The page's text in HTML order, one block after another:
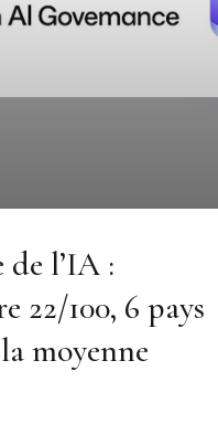
de l’IA :
22/100, 6 pays
moyenne